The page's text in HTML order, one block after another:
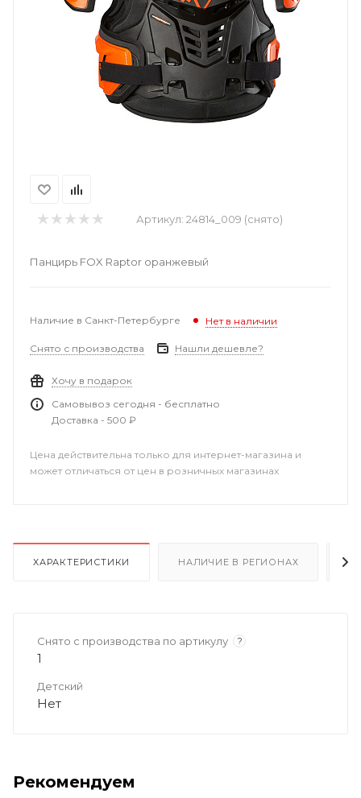
Артикул: 24814_009 (снято)
Панцирь FOX Raptor оранжевый
Наличие в Санкт-Петербурге Нет в наличии
Снято с производства Нашли дешевле?
Хочу в подарок
Самовывоз сегодня - бесплатно
Доставка - 500 ₽
Цена действительна только для интернет-магазина и
может отличаться от цен в розничных магазинах
ХАРАКТЕРИСТИКИ НАЛИЧИЕ В РЕГИОНАХ
Снято с производства по артикулу ?
1
Детский
Нет
Рекомендуем